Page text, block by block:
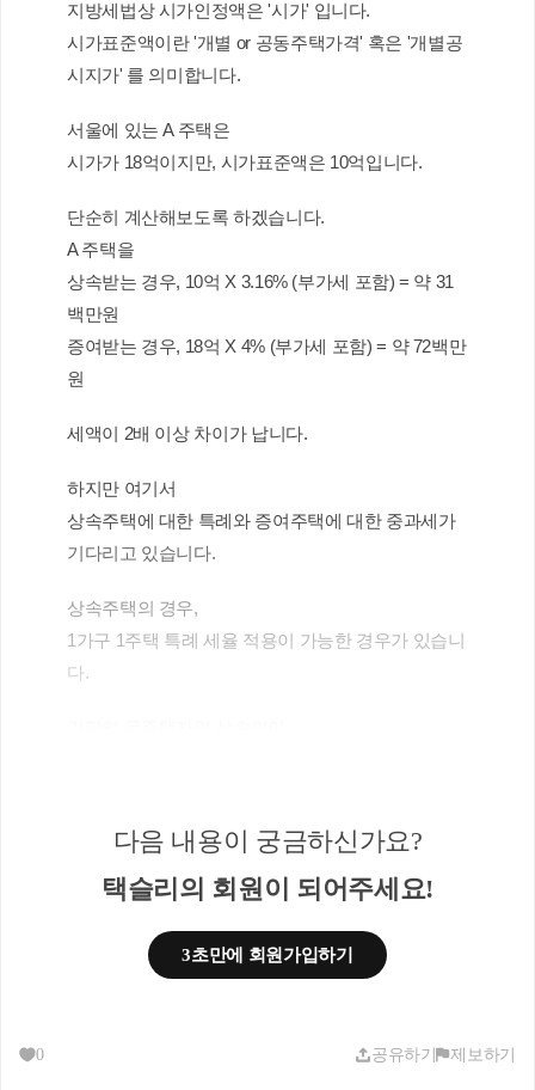
지방세법상 시가인정액은 '시가' 입니다.
시가표준액이란 '개별 or 공동주택가격' 혹은 '개별공
시지가' 를 의미합니다.
서울에 있는 A 주택은
시가가 18억이지만, 시가표준액은 10억입니다.
단순히 계산해보도록 하겠습니다.
A 주택을
상속받는 경우, 10억 X 3.16% (부가세 포함) = 약 31
백만원
증여받는 경우, 18억 X 4% (부가세 포함) = 약 72백만
원
세액이 2배 이상 차이가 납니다.
하지만 여기서
상속주택에 대한 특례와 증여주택에 대한 중과세가
기다리고 있습니다.
상속주택의 경우,
1가구 1주택 특례 세율 적용이 가능한 경우가 있습니
다.
① 1가구 : 상속인과 등본상 같이 있는 가족으로 구성
다음 내용이 궁금하신가요?
택슬리의 회원이 되어주세요!
3초만에 회원가입하기
0 공유하기 제보하기